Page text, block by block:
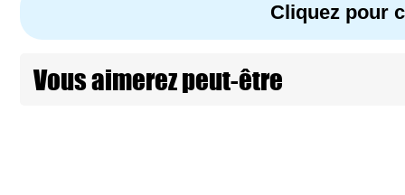
Cliquez pour
Vous aimerez peut-être